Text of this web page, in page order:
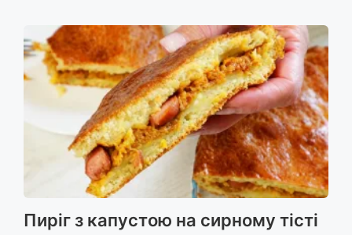
Пиріг з капустою на сирному тісті